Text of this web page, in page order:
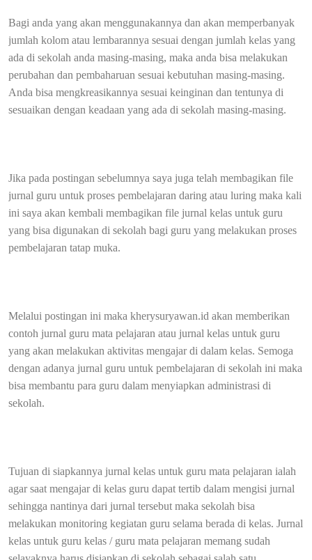
Bagi anda yang akan menggunakannya dan akan memperbanyak
jumlah kolom atau lembarannya sesuai dengan jumlah kelas yang
ada di sekolah anda masing-masing, maka anda bisa melakukan
perubahan dan pembaharuan sesuai kebutuhan masing-masing.
Anda bisa mengkreasikannya sesuai keinginan dan tentunya di
sesuaikan dengan keadaan yang ada di sekolah masing-masing.
Jika pada postingan sebelumnya saya juga telah membagikan file
jurnal guru untuk proses pembelajaran daring atau luring maka kali
ini saya akan kembali membagikan file jurnal kelas untuk guru
yang bisa digunakan di sekolah bagi guru yang melakukan proses
pembelajaran tatap muka.
Melalui postingan ini maka kherysuryawan.id akan memberikan
contoh jurnal guru mata pelajaran atau jurnal kelas untuk guru
yang akan melakukan aktivitas mengajar di dalam kelas. Semoga
dengan adanya jurnal guru untuk pembelajaran di sekolah ini maka
bisa membantu para guru dalam menyiapkan administrasi di
sekolah.
Tujuan di siapkannya jurnal kelas untuk guru mata pelajaran ialah
agar saat mengajar di kelas guru dapat tertib dalam mengisi jurnal
sehingga nantinya dari jurnal tersebut maka sekolah bisa
melakukan monitoring kegiatan guru selama berada di kelas. Jurnal
kelas untuk guru kelas / guru mata pelajaran memang sudah